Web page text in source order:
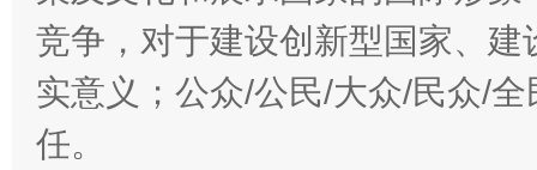
竞争，对于建设创新型国家、
实意义；公众/公民/大众/民众/
任。